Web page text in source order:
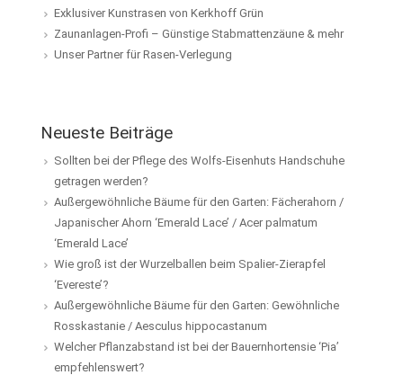
Exklusiver Kunstrasen von Kerkhoff Grün
Zaunanlagen-Profi – Günstige Stabmattenzäune & mehr
Unser Partner für Rasen-Verlegung
Neueste Beiträge
Sollten bei der Pflege des Wolfs-Eisenhuts Handschuhe
getragen werden?
Außergewöhnliche Bäume für den Garten: Fächerahorn /
Japanischer Ahorn ‘Emerald Lace’ / Acer palmatum
‘Emerald Lace’
Wie groß ist der Wurzelballen beim Spalier-Zierapfel
‘Evereste’?
Außergewöhnliche Bäume für den Garten: Gewöhnliche
Rosskastanie / Aesculus hippocastanum
Welcher Pflanzabstand ist bei der Bauernhortensie ‘Pia’
empfehlenswert?